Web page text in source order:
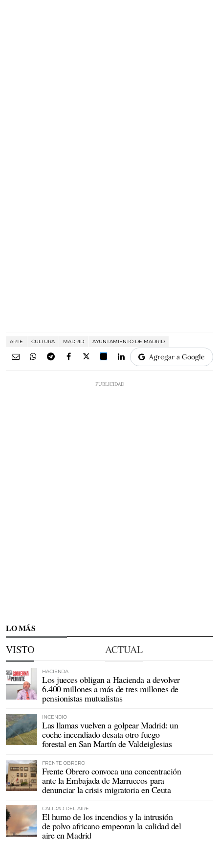
ARTE CULTURA MADRID AYUNTAMIENTO DE MADRID
Agregar a Google
LO MÁS
VISTO ACTUAL
HACIENDA
Los jueces obligan a Hacienda a devolver
6.400 millones a más de tres millones de
pensionistas mutualistas
INCENDIO
Las llamas vuelven a golpear Madrid: un
coche incendiado desata otro fuego
forestal en San Martín de Valdeiglesias
FRENTE OBRERO
Frente Obrero convoca una concentración
ante la Embajada de Marruecos para
denunciar la crisis migratoria en Ceuta
CALIDAD DEL AIRE
El humo de los incendios y la intrusión
de polvo africano empeoran la calidad del
aire en Madrid